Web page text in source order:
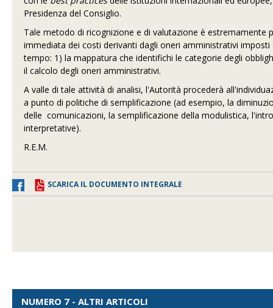
Presidenza del Consiglio.
Tale metodo di ricognizione e di valutazione è
immediata dei costi derivanti dagli oneri amministrativi
tempo: 1) la mappatura che identifichi le categorie degli
il calcolo degli oneri amministrativi.
A valle di tale attività di analisi, l'Autorità procederà
a punto di politiche di semplificazione (ad esempio, la
delle comunicazioni, la semplificazione della modulistica,
interpretative).
R.E.M.
SCARICA IL DOCUMENTO INTEGRALE
NUMERO 7 - ALTRI ARTICOLI